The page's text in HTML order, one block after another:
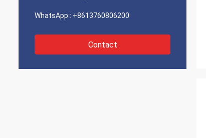
WhatsApp : +8613760806200
Contact